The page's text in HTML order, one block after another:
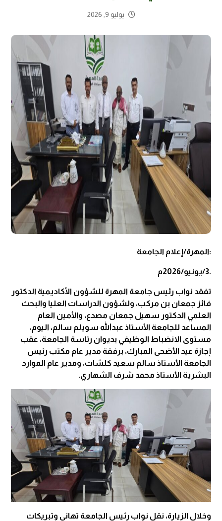
يوليو 9, 2026
:المهرة/إعلام الجامعة
.3/يونيو/2026م
تفقد نواب رئيس جامعة المهرة للشؤون الأكاديمية الدكتور
فائز جمعان بن مركب، ولشؤون الدراسات العليا والبحث
العلمي الدكتور سهيل جمعان مصدع، والأمين العام
المساعد للجامعة الأستاذ عبدالله سويلم سالم، اليوم،
مستوى الانضباط الوظيفي بديوان رئاسة الجامعة، عقب
إجازة عيد الأضحى المبارك، برفقة مدير عام مكتب رئيس
الجامعة الأستاذ سالم سعيد كلشات، ومدير عام الموارد
البشرية الأستاذ محمد شرف الشهاري.
وخلال الزيارة، نقل نواب رئيس الجامعة تهاني وتبريكات